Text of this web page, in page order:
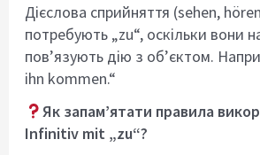
Дієслова сприйняття (sehen,
потребують „zu“, оскільки вони
пов’язують дію з об’єктом.
ihn kommen.“
Як запам’ятати правила
Infinitiv mit „zu“?